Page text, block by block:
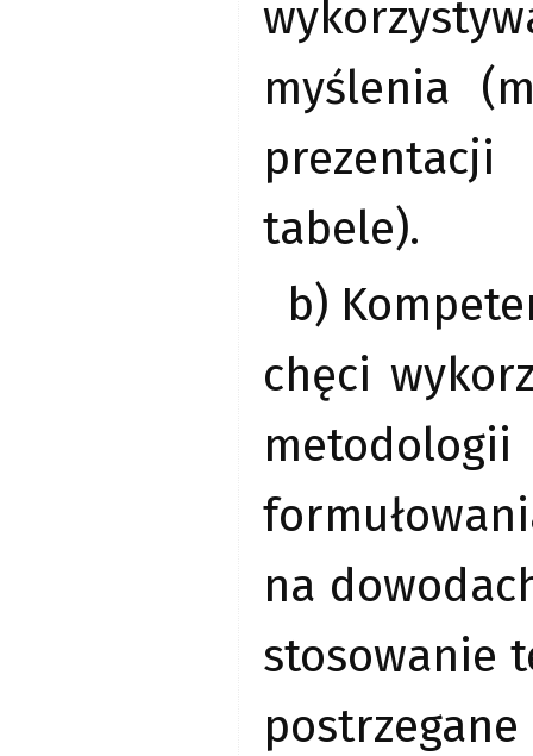
myślenia
prezentacji
tabele).
b)
chęci
na
stosowanie